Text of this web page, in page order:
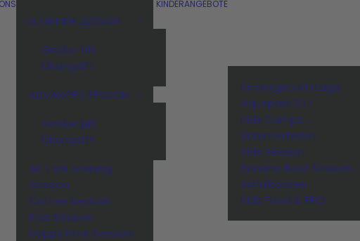
BEGINNER SESSION
Großer Lift
Übungslift
ADVANCED SESSION
Großer Lift
Übungslift
Air Trick Training
Session
Coffee Session
Kids Session
Happy Hour Session
KINDERANGEBOTE
Kindergeburtstage
Aquapark 257
Kids Camps –
Sommerferien
Kids Session
Banana Boot Session
Schulklassen
Kids Food & BBQ